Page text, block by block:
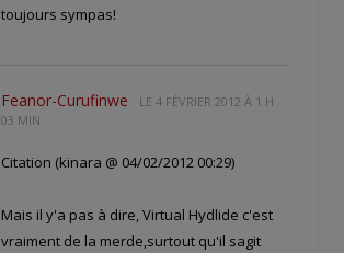
toujours sympas!
Feanor-Curufinwe LE 4 FÉVRIER 2012 À 1 H
03 MIN
Citation (kinara @ 04/02/2012 00:29)
Mais il y'a pas à dire, Virtual Hydlide c'est
vraiment de la merde,surtout qu'il sagit